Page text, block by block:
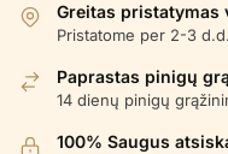
Greitas pristatymas
Pristatome per 2-3 d.d.
Paprastas pinigų
14 dienų pinigų
100% Saugus